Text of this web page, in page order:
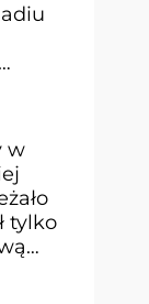
w
tylko